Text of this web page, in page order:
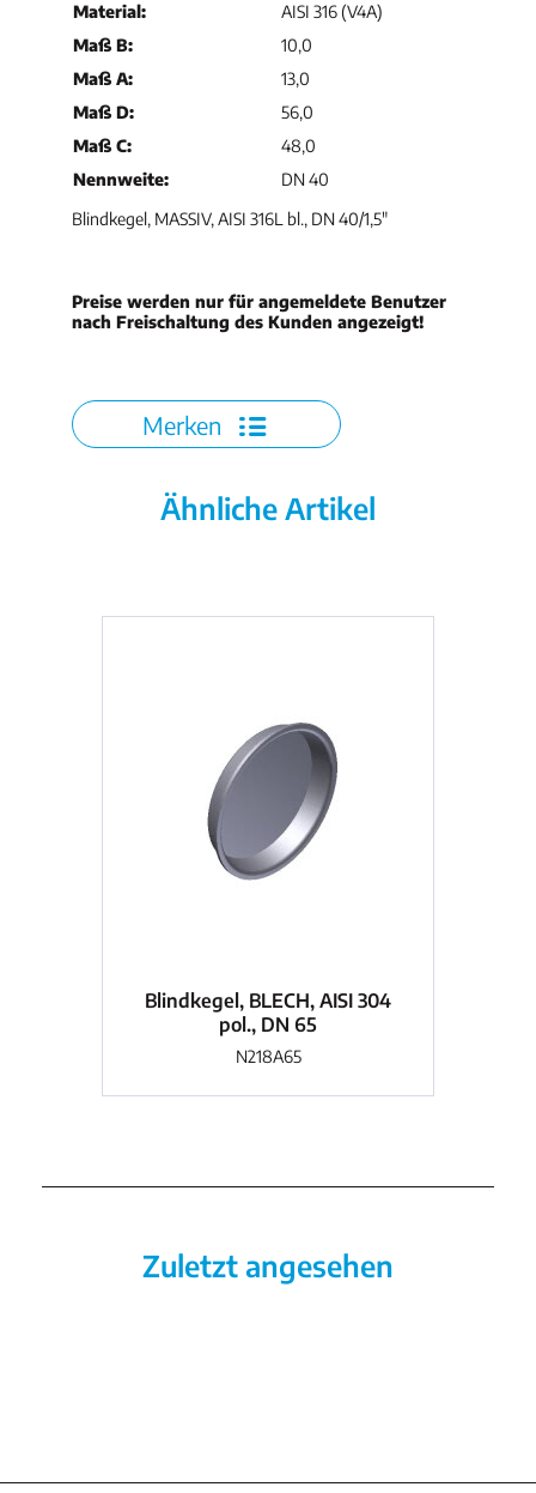
Material:
AISI 316 (V4A)
Maß B:
10,0
Maß A:
13,0
Maß D:
56,0
Maß C:
48,0
Nennweite:
DN 40
Blindkegel, MASSIV, AISI 316L bl., DN 40/1,5"
Preise werden nur für angemeldete Benutzer
nach Freischaltung des Kunden angezeigt!
Merken
Ähnliche Artikel
Blindkegel, BLECH, AISI 304
pol., DN 65
N218A65
Zuletzt angesehen